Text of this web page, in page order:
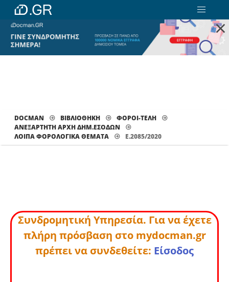
×
DOCMAN ΒΙΒΛΙΟΘΗΚΗ
ΦΟΡΟΙ-ΤΕΛΗ
ΑΝΕΞΑΡΤΗΤΗ ΑΡΧΗ ΔΗΜ.ΕΣΟΔΩΝ
ΛΟΙΠΆ ΦΟΡΟΛΟΓΙΚΆ ΘΈΜΑΤΑ
Ε.2085/2020
Συνδρομητική Υπηρεσία. Για να έχετε
πλήρη πρόσβαση στο mydocman.gr
πρέπει να συνδεθείτε: Είσοδος